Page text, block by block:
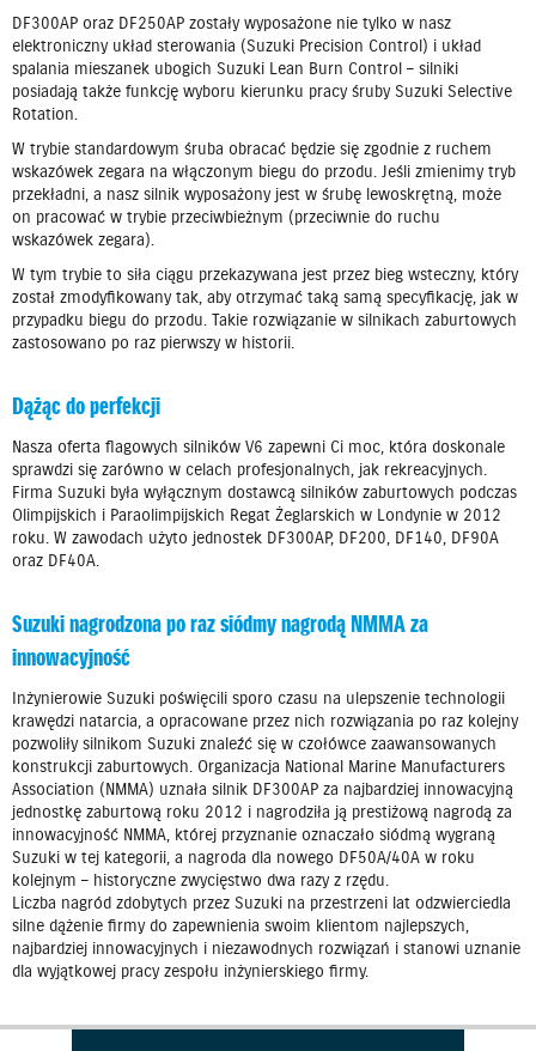
DF300AP oraz DF250AP zostały wyposażone nie tylko w nasz
elektroniczny układ sterowania (Suzuki Precision Control) i układ
spalania mieszanek ubogich Suzuki Lean Burn Control – silniki
posiadają także funkcję wyboru kierunku pracy śruby Suzuki Selective
Rotation.
W trybie standardowym śruba obracać będzie się zgodnie z ruchem
wskazówek zegara na włączonym biegu do przodu. Jeśli zmienimy tryb
przekładni, a nasz silnik wyposażony jest w śrubę lewoskrętną, może
on pracować w trybie przeciwbieżnym (przeciwnie do ruchu
wskazówek zegara).
W tym trybie to siła ciągu przekazywana jest przez bieg wsteczny, który
został zmodyfikowany tak, aby otrzymać taką samą specyfikację, jak w
przypadku biegu do przodu. Takie rozwiązanie w silnikach zaburtowych
zastosowano po raz pierwszy w historii.
Dążąc do perfekcji
Nasza oferta flagowych silników V6 zapewni Ci moc, która doskonale
sprawdzi się zarówno w celach profesjonalnych, jak rekreacyjnych.
Firma Suzuki była wyłącznym dostawcą silników zaburtowych podczas
Olimpijskich i Paraolimpijskich Regat Żeglarskich w Londynie w 2012
roku. W zawodach użyto jednostek DF300AP, DF200, DF140, DF90A
oraz DF40A.
Suzuki nagrodzona po raz siódmy nagrodą NMMA za
innowacyjność
Inżynierowie Suzuki poświęcili sporo czasu na ulepszenie technologii
krawędzi natarcia, a opracowane przez nich rozwiązania po raz kolejny
pozwoliły silnikom Suzuki znaleźć się w czołówce zaawansowanych
konstrukcji zaburtowych. Organizacja National Marine Manufacturers
Association (NMMA) uznała silnik DF300AP za najbardziej innowacyjną
jednostkę zaburtową roku 2012 i nagrodziła ją prestiżową nagrodą za
innowacyjność NMMA, której przyznanie oznaczało siódmą wygraną
Suzuki w tej kategorii, a nagroda dla nowego DF50A/40A w roku
kolejnym – historyczne zwycięstwo dwa razy z rzędu.
Liczba nagród zdobytych przez Suzuki na przestrzeni lat odzwierciedla
silne dążenie firmy do zapewnienia swoim klientom najlepszych,
najbardziej innowacyjnych i niezawodnych rozwiązań i stanowi uznanie
dla wyjątkowej pracy zespołu inżynierskiego firmy.